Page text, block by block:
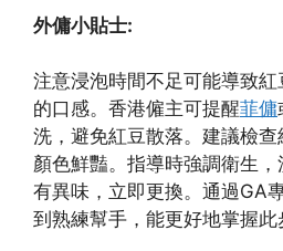
外傭小貼士:
注意浸泡時間不足可能導致
的口感。香港僱主可提醒菲傭
洗，避免紅豆散落。建議檢
顏色鮮豔。指導時強調衛生
有異味，立即更換。通過GA
到熟練幫手，能更好地掌握此